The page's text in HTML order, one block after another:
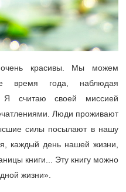
красивы. Мы можем
время года, наблюдая
считаю своей миссией
Люди проживают
силы посылают в нашу
каждый день нашей жизни,
книги... Эту книгу можно
жизни».